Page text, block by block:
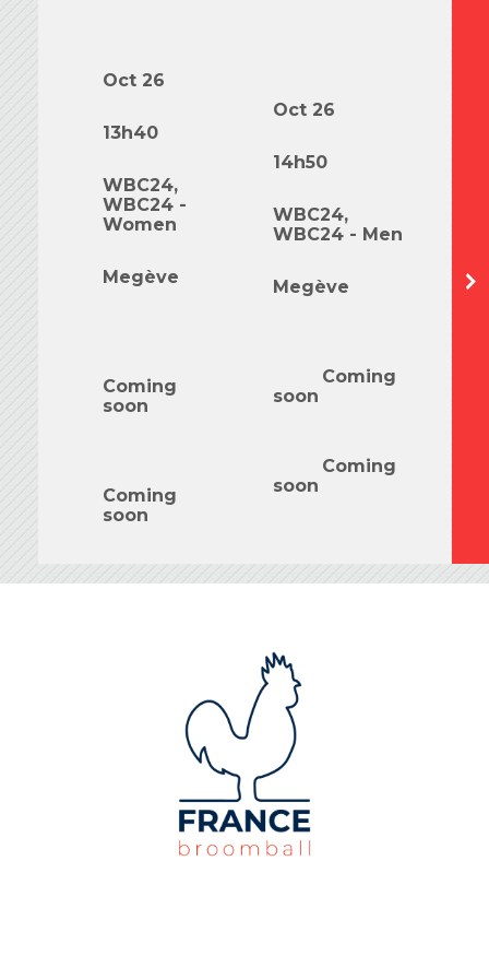
Oct 26
13h40
WBC24,
WBC24 -
Women
Megève
Coming
soon
Coming
soon
Oct 26
14h50
WBC24,
WBC24 - Men
Megève
Coming
soon
Coming
soon